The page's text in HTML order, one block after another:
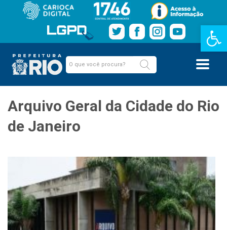
Barra de
Arquivo Geral da Cidade do Rio
de Janeiro